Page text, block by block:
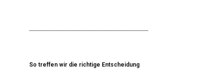
----------------------------------------------------------------------------------
So treffen wir die richtige Entscheidung